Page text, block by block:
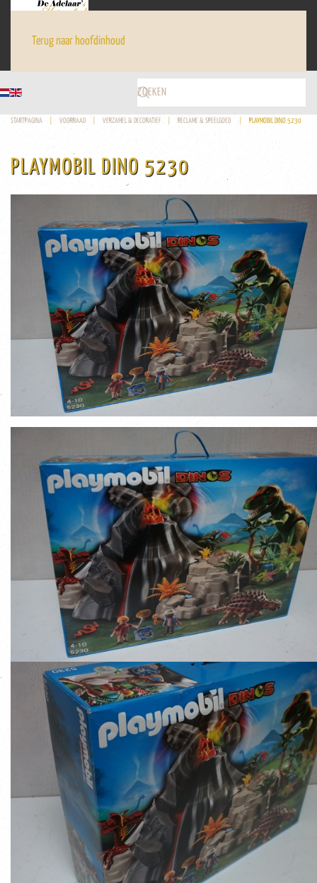
Terug naar hoofdinhoud
STARTPAGINA VOORRAAD VERZAMEL & DECORATIEF RECLAME & SPEELGOED PLAYMOBIL DINO 5230
PLAYMOBIL DINO 5230